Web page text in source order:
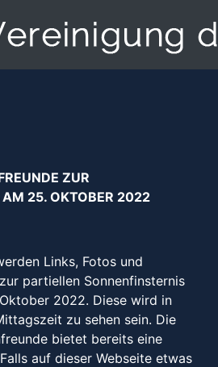
ZUR
AM 25. OKTOBER 2022
Links, Fotos und
partiellen Sonnenfinsternis
2022. Diese wird in
zu sehen sein. Die
bietet bereits eine
auf dieser Webseite etwas